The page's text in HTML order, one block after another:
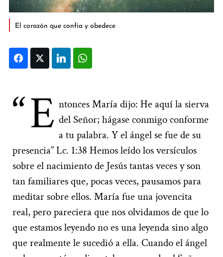
El corazón que confía y obedece
FacebookTwitter LinkedIn
“E ntonces María dijo: He aquí la sierva
del Señor; hágase conmigo conforme
a tu palabra. Y el ángel se fue de su
presencia” Lc. 1:38 Hemos leído los versículos
sobre el nacimiento de Jesús tantas veces y son
tan familiares que, pocas veces, pausamos para
meditar sobre ellos. María fue una jovencita
real, pero pareciera que nos olvidamos de que lo
que estamos leyendo no es una leyenda sino algo
que realmente le sucedió a ella. Cuando el ángel